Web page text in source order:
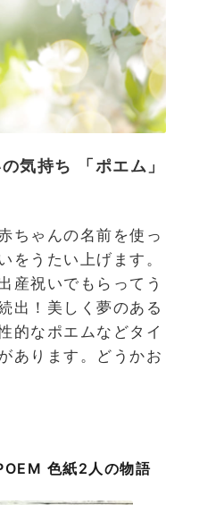
気持ち 「ポエム」
ちゃんの名前を使っ
をうたい上げます。
産祝いでもらってう
出！美しく夢のある
的なポエムなどタイ
あります。どうかお
色紙2人の物語